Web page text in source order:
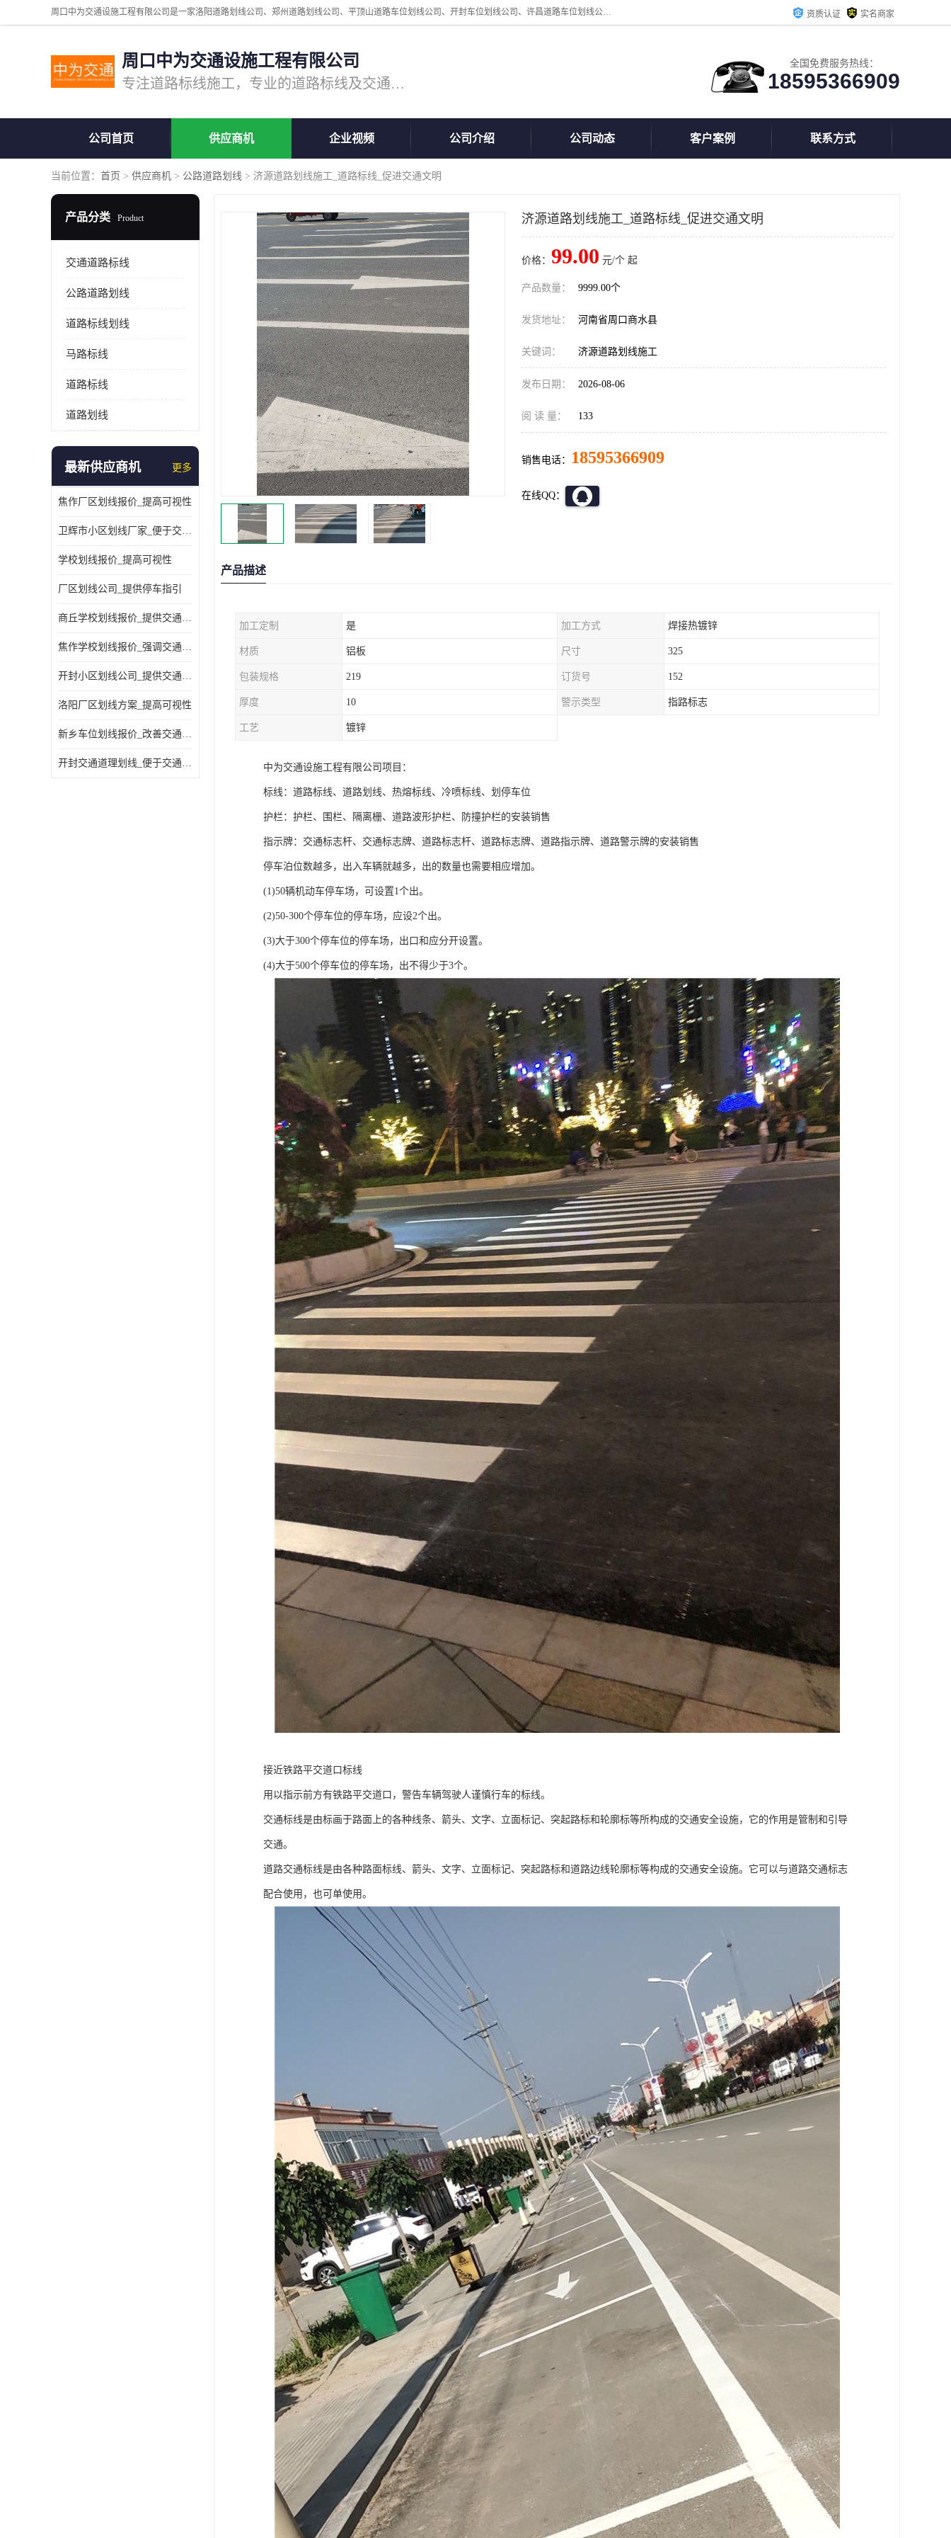
周口中为交通设施工程有限公司是一家洛阳道路划线公司、郑州道路划线公司、平顶山道路车位划线公司、开封车位划线公司、许昌道路车位划线公司、漯河道路车位划线公司，公司始终坚持“诚信、匠心、专注”的宗旨；我们的经营理念是：的服务。 资质认证 实名商家
周口中为交通设施工程有限公司
专注道路标线施工，专业的道路标线及交通设施施工服务商!
全国免费服务热线：
18595366909
公司首页 供应商机 企业视频 公司介绍 公司动态 客户案例 联系方式
当前位置： 首页 > 供应商机 > 公路道路划线 > 济源道路划线施工_道路标线_促进交通文明
产品分类 Product
交通道路标线
公路道路划线
道路标线划线
马路标线
道路标线
道路划线
最新供应商机 更多
焦作厂区划线报价_提高可视性
卫辉市小区划线厂家_便于交通管理
学校划线报价_提高可视性
厂区划线公司_提供停车指引
商丘学校划线报价_提供交通信息
焦作学校划线报价_强调交通规则
开封小区划线公司_提供交通信息
洛阳厂区划线方案_提高可视性
新乡车位划线报价_改善交通效率
开封交通道理划线_便于交通管理
济源道路划线施工_道路标线_促进交通文明
价格： 99.00 元/个 起
产品数量： 9999.00个
发货地址： 河南省周口商水县
关键词： 济源道路划线施工
发布日期： 2026-08-06
阅 读 量： 133
销售电话： 18595366909
在线QQ：
产品描述
加工定制 是 加工方式 焊接热镀锌
材质 铝板 尺寸 325
包装规格 219 订货号 152
厚度 10 警示类型 指路标志
工艺 镀锌
中为交通设施工程有限公司项目：
标线：道路标线、道路划线、热熔标线、冷喷标线、划停车位
护栏：护栏、围栏、隔离栅、道路波形护栏、防撞护栏的安装销售
指示牌：交通标志杆、交通标志牌、道路标志杆、道路标志牌、道路指示牌、道路警示牌的安装销售
停车泊位数越多，出入车辆就越多，出的数量也需要相应增加。
(1)50辆机动车停车场，可设置1个出。
(2)50-300个停车位的停车场，应设2个出。
(3)大于300个停车位的停车场，出口和应分开设置。
(4)大于500个停车位的停车场，出不得少于3个。
接近铁路平交道口标线
用以指示前方有铁路平交道口，警告车辆驾驶人谨慎行车的标线。
交通标线是由标画于路面上的各种线条、箭头、文字、立面标记、突起路标和轮廓标等所构成的交通安全设施，它的作用是管制和引导
交通。
道路交通标线是由各种路面标线、箭头、文字、立面标记、突起路标和道路边线轮廓标等构成的交通安全设施。它可以与道路交通标志
配合使用，也可单使用。